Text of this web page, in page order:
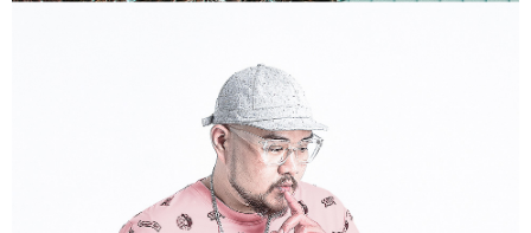
３．未成年的使用者請事先徵得法定代理人或監護人之同意方可使用
「AFTEE先享後付」，若未經同意申辦者引起之損失，本公司不負相關責
４．使用「AFTEE先享後付」時，將依據個別帳號之用戶狀況，依本公司即
時審查核予不同之上限額度；若仍有額度不足之情形，本公司將視審查結果
請求用戶進行身份認證。
５．嚴禁一人註冊多個帳號或使用他人資訊註冊。若發現惡意使用之情形，